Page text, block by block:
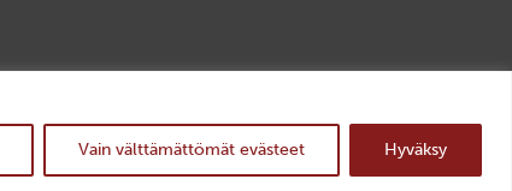
Vain välttämättömät evästeet Hyväksy
Takaisin
ylös